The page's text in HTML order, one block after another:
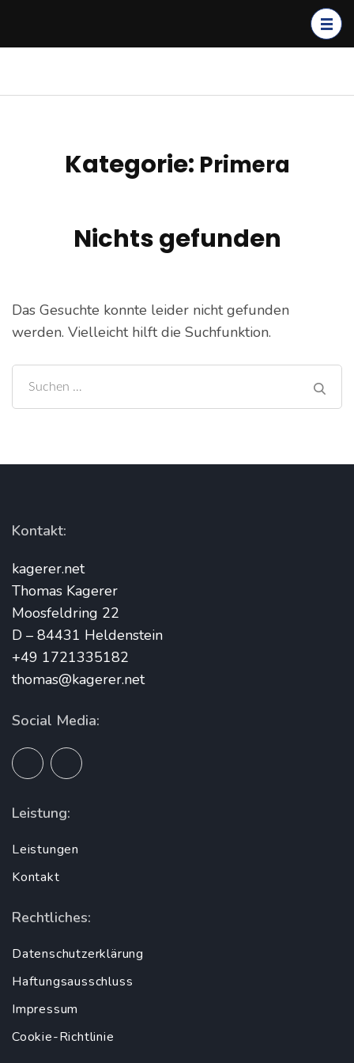
drücken)
IT-Dienstleistungen &
Kategorie: Primera
Nichts gefunden
Das Gesuchte konnte leider nicht gefunden
werden. Vielleicht hilft die Suchfunktion.
Suchen
nach:
Kontakt:
kagerer.net
Thomas Kagerer
Moosfeldring 22
D – 84431 Heldenstein
+49 1721335182
thomas@kagerer.net
Social Media:
Leistung:
Leistungen
Kontakt
Rechtliches:
Datenschutzerklärung
Haftungsausschluss
Impressum
Cookie-Richtlinie